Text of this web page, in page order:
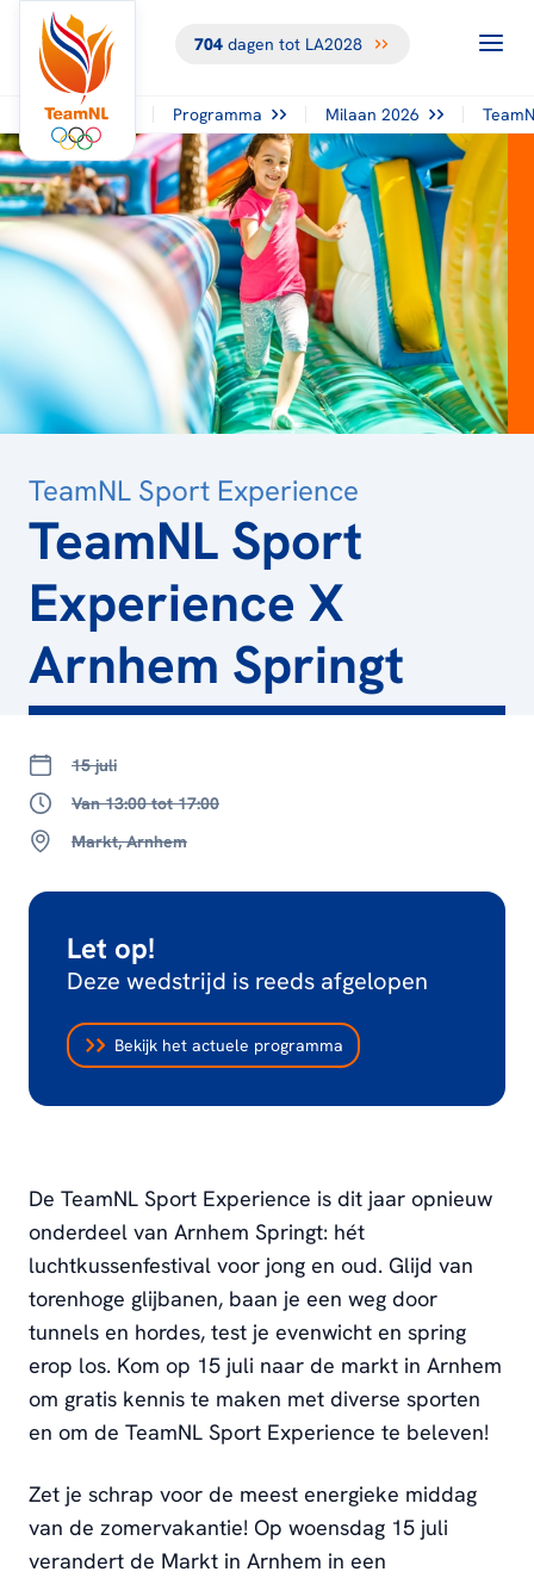
704dagen tot LA2028
Programma Milaan 2026
TeamNL Sport Experience
TeamNL Sport
Experience X
Arnhem Springt
15 juli
Van 13:00 tot 17:00
Markt, Arnhem
Let op!
Deze wedstrijd is reeds afgelopen
Bekijk het actuele programma
TERUG NAAR
OVERZICHT
De TeamNL Sport Experience is dit jaar opnieuw
onderdeel van Arnhem Springt: hét
luchtkussenfestival voor jong en oud. Glijd van
torenhoge glijbanen, baan je een weg door
tunnels en hordes, test je evenwicht en spring
erop los. Kom op 15 juli naar de markt in Arnhem
om gratis kennis te maken met diverse sporten
en om de TeamNL Sport Experience te beleven!
Zet je schrap voor de meest energieke middag
van de zomervakantie! Op woensdag 15 juli
verandert de Markt in Arnhem in een